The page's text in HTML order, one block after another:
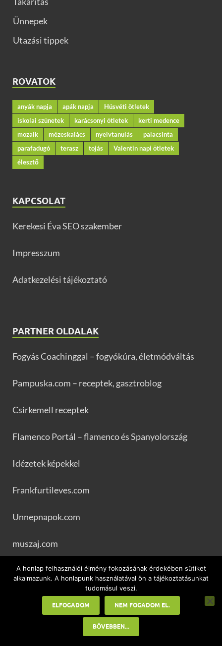
Ünnepek
Utazási tippek
ROVATOK
anyák napja apák napja
Húsvéti ötletek
iskolai szünetek
karácsonyi ötletek
kerti medence
mozaik
mézeskalács nyelvtanulás
palacsinta
parafadugó
terasz tojás
Valentin napi ötletek
élesztő
KAPCSOLAT
Kerekesi Éva SEO szakember
Impresszum
Adatkezelési tájékoztató
PARTNER OLDALAK
Fogyás Coachinggal – fogyókúra, életmódváltás
Pampuska.com – receptek, gasztroblog
Csirkemell receptek
Flamenco Portál – flamenco és Spanyolország
Idézetek képekkel
Frankfurtileves.com
Unnepnapok.com
muszaj.com
Állatnevek
businessblog.hu
A honlap felhasználói élmény fokozásának érdekében sütiket
alkalmazunk. A honlapunk használatával ön a tájékoztatásunkat
tudomásul veszi.
ELFOGADOM NEM FOGADOM EL.
BŐVEBBEN...